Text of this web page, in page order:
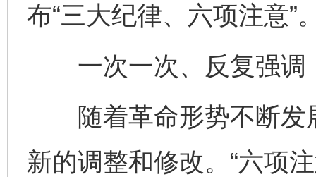
布“三大纪律、六项注意”
一次一次、反复强调
随着革命形势不断发
新的调整和修改。“六项